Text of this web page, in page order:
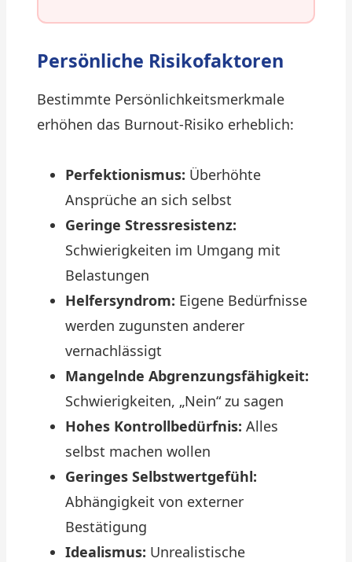
Persönliche Risikofaktoren
Bestimmte Persönlichkeitsmerkmale
erhöhen das Burnout-Risiko erheblich:
Perfektionismus: Überhöhte
Ansprüche an sich selbst
Geringe Stressresistenz:
Schwierigkeiten im Umgang mit
Belastungen
Helfersyndrom: Eigene Bedürfnisse
werden zugunsten anderer
vernachlässigt
Mangelnde Abgrenzungsfähigkeit:
Schwierigkeiten, „Nein“ zu sagen
Hohes Kontrollbedürfnis: Alles
selbst machen wollen
Geringes Selbstwertgefühl:
Abhängigkeit von externer
Bestätigung
Idealismus: Unrealistische